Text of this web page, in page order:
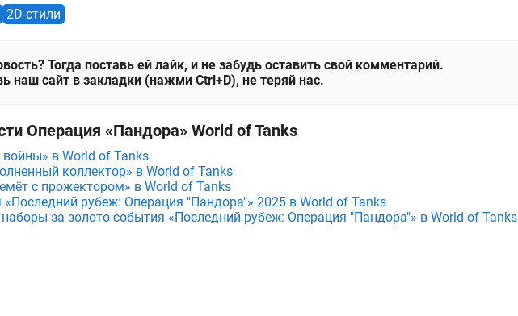
2D-стили
Тогда поставь ей лайк, и не забудь оставить свой комментарий.
наш сайт в закладки (нажми Ctrl+D), не теряй нас.
Операция «Пандора» World of Tanks
в World of Tanks
коллектор» в World of Tanks
с прожектором» в World of Tanks
«Последний рубеж: Операция "Пандора"» 2025 в World of Tanks
за золото события «Последний рубеж: Операция "Пандора"» в World of Tanks